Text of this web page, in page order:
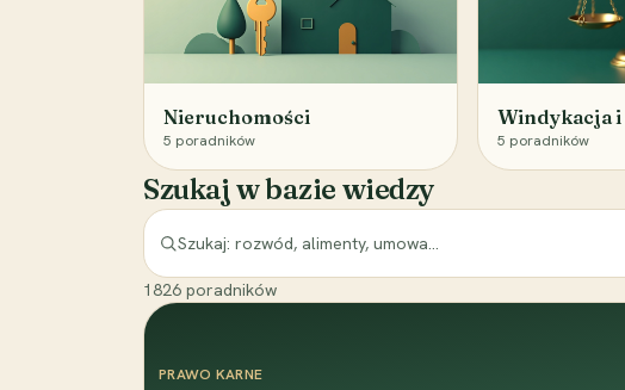
Nieruchomości
5 poradników
Windykacja i
5 poradników
Szukaj w bazie wiedzy
1826 poradników
PRAWO KARNE